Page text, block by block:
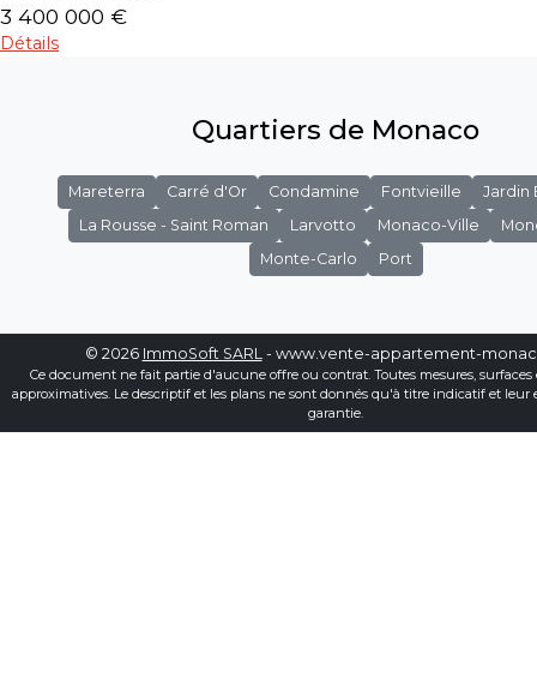
3 400 000 €
Détails
Quartiers de Monaco
Mareterra Carré d'Or Condamine Fontvieille
Jardin
La Rousse - Saint Roman
Larvotto Monaco-Ville
Monte-Carlo
Port
© 2026 ImmoSoft SARL- www.vente-appartement-
Ce document ne fait partie d'aucune offre ou contrat. Toutes mesures, surfaces
approximatives. Le descriptif et les plans ne sont donnés qu'à titre indicatif et leur
garantie.